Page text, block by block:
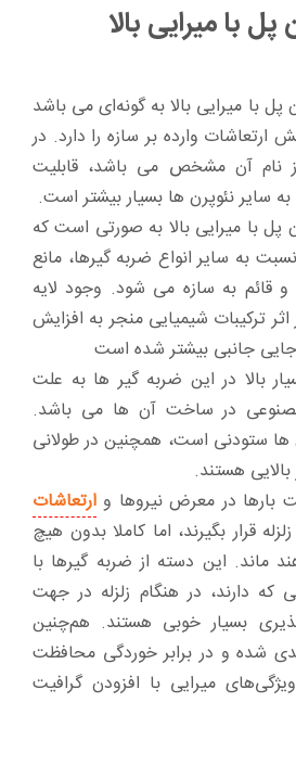
با میرایی بالا
پل با میرایی بالا به گونه‌ای می باشد
ارتعاشات وارده بر سازه را دارد. در
نام آن مشخص می باشد، قابلیت
سایر نئوپرن ها بسیار بیشتر است.
پل با میرایی بالا به صورتی است که
نسبت به سایر انواع ضربه گیر‌ها، مانع
و قائم به سازه می شود. وجود لایه
اثر ترکیبات شیمیایی منجر به افزایش
جانبی بیشتر شده است
بالا در این ضربه گیر ها به علت
مصنوعی در ساخت آن ها می باشد.
ها ستودنی است، همچنین در طولانی
هستند.
بار‌ها در معرض نیرو‌ها و ارتعاشات
قرار بگیرند، اما کاملا بدون هیچ
ماند. این دسته از ضربه گیر‌ها با
دارند، در هنگام زلزله در جهت
بسیار خوبی هستند. هم‌چنین
شده و در برابر خوردگی محافظت
میرایی با افزودن گرافیت